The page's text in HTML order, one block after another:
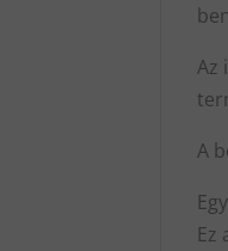
Az
A
Ez